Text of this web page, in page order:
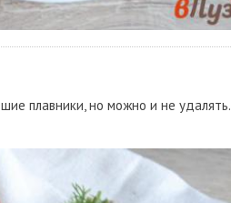
плавники, но можно и не удалять.